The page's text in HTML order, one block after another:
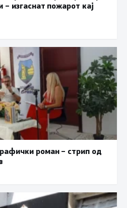
– изгаснат пожарот кај
роман – стрип од